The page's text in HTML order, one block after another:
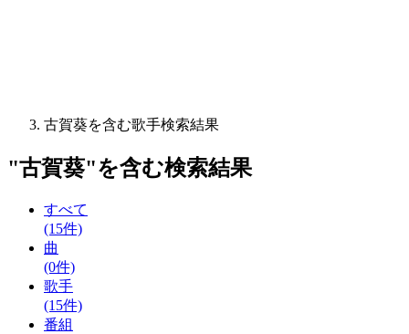
古賀葵を含む歌手検索結果
"古賀葵"を含む検索結果
すべて
(15件)
曲
(0件)
歌手
(15件)
番組